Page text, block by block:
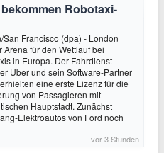
Robotaxi-
San Francisco (dpa) - London
Arena für den Wettlauf bei
in Europa. Der Fahrdienst-
Uber und sein Software-Partner
eine erste Lizenz für die
von Passagieren mit
Hauptstadt. Zunächst
Elektroautos von Ford noch
vor 3 Stunden